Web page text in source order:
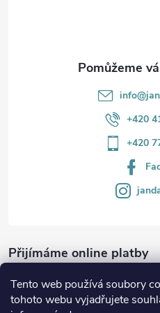
Tento web používá soubory
tohoto webu vyjadřujete
info@
+420
+420
Přijímáme online platby